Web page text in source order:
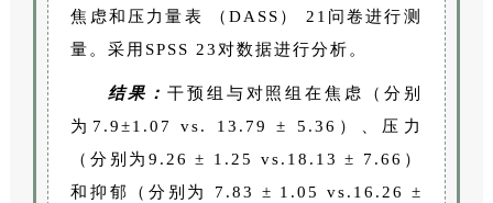
焦虑和压力量表 （DASS） 21问卷进行测
量。采用SPSS 23对数据进行分析。
结果：干预组与对照组在焦虑（分别
为7.9±1.07 vs. 13.79 ± 5.36）、压力
（分别为9.26 ± 1.25 vs.18.13 ± 7.66）
和抑郁（分别为 7.83 ± 1.05 vs.16.26 ±